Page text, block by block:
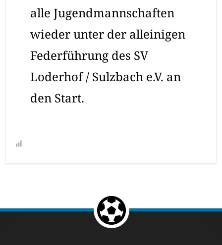
alle Jugendmannschaften
wieder unter der alleinigen
Federführung des SV
Loderhof / Sulzbach e.V. an
den Start.
Return to the top of the page.